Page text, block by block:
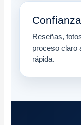
Reseñas,
proceso claro
rápida.